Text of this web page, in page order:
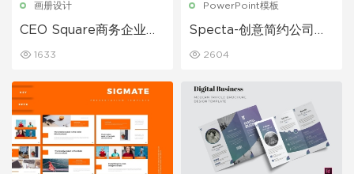
画册设计
CEO Square商务企业公
1633
PowerPoint模板
Specta-创意简约公司简
2604